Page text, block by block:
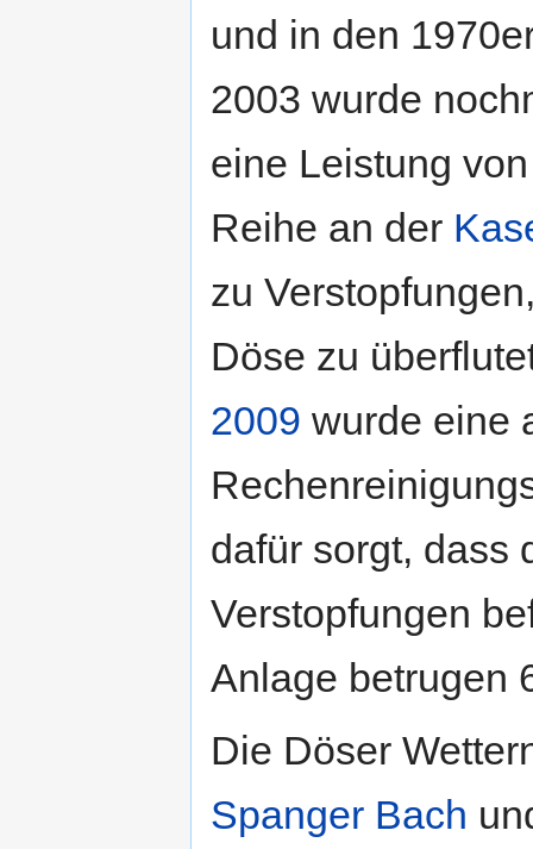
und in den
2003 wurde
eine Leistung
Reihe an der
zu
Döse zu
2009 wurde eine
dafür sorgt, dass
Verstopfungen
Anlage betrugen
Die Döser
Spanger Bach